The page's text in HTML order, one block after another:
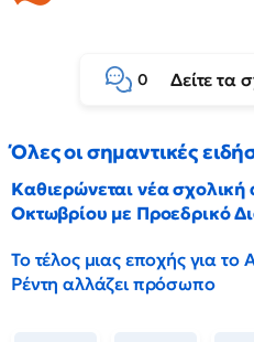
0 Δείτε τα
Όλες οι σημαντικές
Καθιερώνεται νέα σχολική
Οκτωβρίου με Προεδρικό
Το τέλος μιας εποχής για το
Ρέντη αλλάζει πρόσωπο